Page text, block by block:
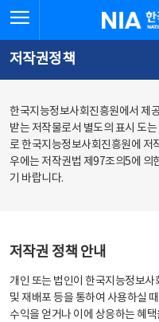
문
로
가
체
뉴
바
가
한국지능정
저작권정책
한국지능정보사회진흥원에서 제
받는 저작물로서 별도의 표시 도
로 한국지능정보사회진흥원에 저
우에는 저작권법 제97조의5에 의
기 바랍니다.
저작권 정책 안내
개인 또는 법인이 한국지능정보
및 재배포 등을 통하여 사용하실
수익을 얻거나 이에 상응하는 혜